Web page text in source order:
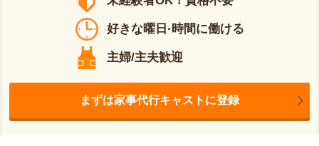
好きな曜日·時間に働ける
主婦/主夫歓迎
まずは家事代行キャストに登録